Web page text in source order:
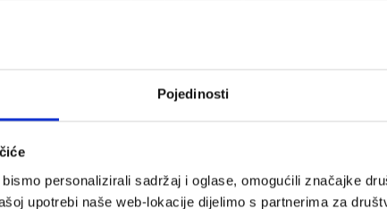
Pojedinosti
personalizirali sadržaj i oglase, omogućili značajke
upotrebi naše web-lokacije dijelimo s partnerima za
Ugovor o koncesiji za radove jest
ostvaruje financijski interes, a
povjerava izvođenje radova jednom
naknada sastoji isključivo od prava
Ugovor o koncesiji za usluge jest
ostvaruje financijski interes, a
povjerava pružanje i upravljanje